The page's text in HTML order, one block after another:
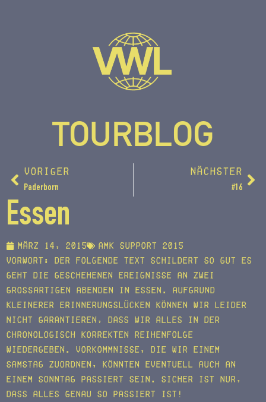
TOURBLOG
VORIGER
Paderborn
NÄCHSTER
#16
Essen
März 14, 2015
AMK support 2015
Vorwort: Der folgende Text schildert so gut es
geht die geschehenen Ereignisse an zwei
großartigen Abenden in Essen. Aufgrund
kleinerer Erinnerungslücken können wir leider
nicht garantieren, dass wir alles in der
chronologisch korrekten Reihenfolge
wiedergeben. Vorkommnisse, die wir einem
Samstag zuordnen, könnten eventuell auch an
einem Sonntag passiert sein. Sicher ist nur,
dass alles genau so passiert ist!